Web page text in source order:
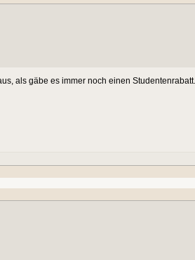
als gäbe es immer noch einen Studentenrabatt.